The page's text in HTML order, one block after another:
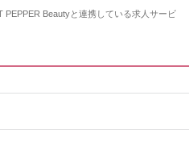
Beautyと連携している求人サービ